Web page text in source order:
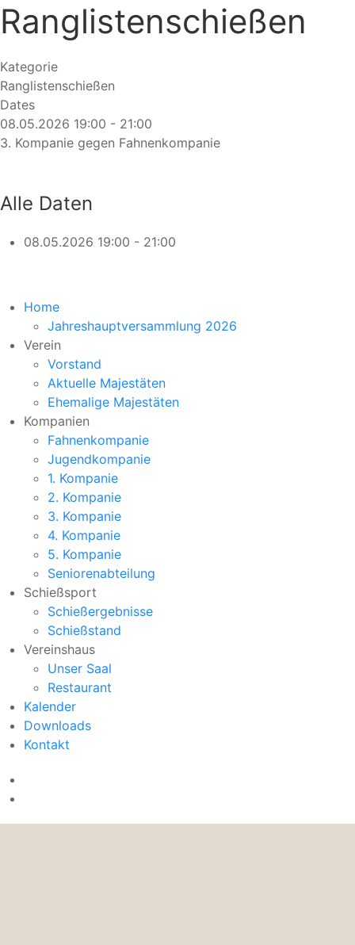
Ranglistenschießen
Kategorie
Ranglistenschießen
Dates
08.05.2026 19:00 - 21:00
3. Kompanie gegen Fahnenkompanie
Alle Daten
08.05.2026 19:00 - 21:00
Home
Jahreshauptversammlung 2026
Verein
Vorstand
Aktuelle Majestäten
Ehemalige Majestäten
Kompanien
Fahnenkompanie
Jugendkompanie
1. Kompanie
2. Kompanie
3. Kompanie
4. Kompanie
5. Kompanie
Seniorenabteilung
Schießsport
Schießergebnisse
Schießstand
Vereinshaus
Unser Saal
Restaurant
Kalender
Downloads
Kontakt